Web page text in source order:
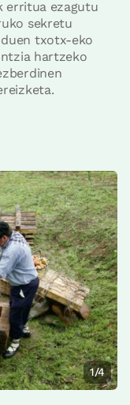
erritua ezagutu
sekretu
txotx-eko
hartzeko
1/4